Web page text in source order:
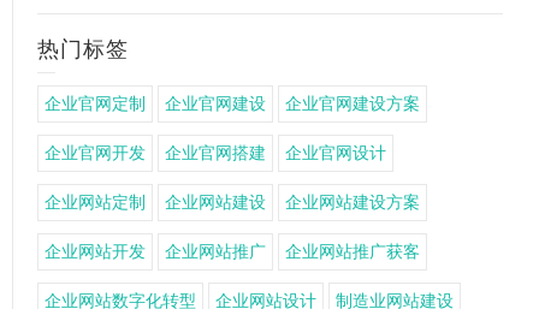
热门标签
企业官网定制 企业官网建设 企业官网建设方案
企业官网开发 企业官网搭建 企业官网设计
企业网站定制 企业网站建设 企业网站建设方案
企业网站开发 企业网站推广 企业网站推广获客
企业网站数字化转型 企业网站设计 制造业网站建设